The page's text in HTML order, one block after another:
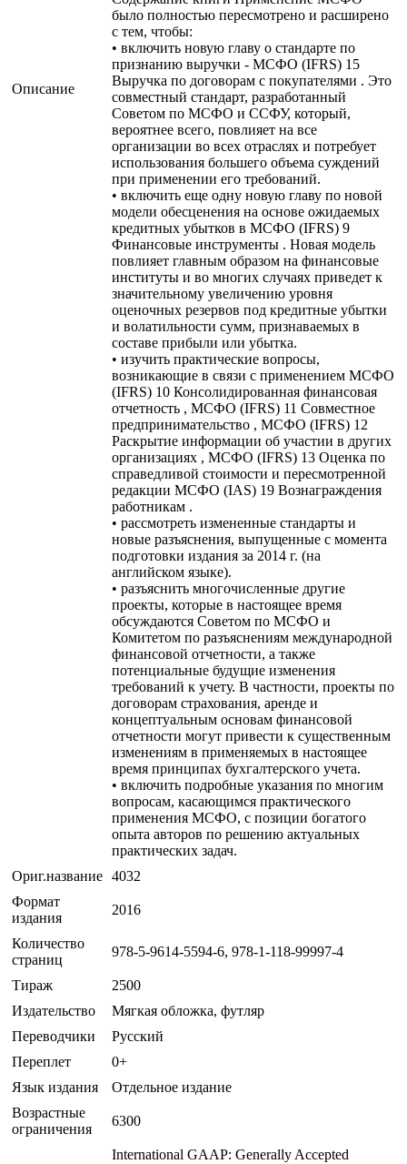
Описание
было полностью пересмотрено и расширено
с тем, чтобы:
• включить новую главу о стандарте по
признанию выручки - МСФО (IFRS) 15
Выручка по договорам с покупателями . Это
совместный стандарт, разработанный
Советом по МСФО и ССФУ, который,
вероятнее всего, повлияет на все
организации во всех отраслях и потребует
использования большего объема суждений
при применении его требований.
• включить еще одну новую главу по новой
модели обесценения на основе ожидаемых
кредитных убытков в МСФО (IFRS) 9
Финансовые инструменты . Новая модель
повлияет главным образом на финансовые
институты и во многих случаях приведет к
значительному увеличению уровня
оценочных резервов под кредитные убытки
и волатильности сумм, признаваемых в
составе прибыли или убытка.
• изучить практические вопросы,
возникающие в связи с применением МСФО
(IFRS) 10 Консолидированная финансовая
отчетность , МСФО (IFRS) 11 Совместное
предпринимательство , МСФО (IFRS) 12
Раскрытие информации об участии в других
организациях , МСФО (IFRS) 13 Оценка по
справедливой стоимости и пересмотренной
редакции МСФО (IAS) 19 Вознаграждения
работникам .
• рассмотреть измененные стандарты и
новые разъяснения, выпущенные с момента
подготовки издания за 2014 г. (на
английском языке).
• разъяснить многочисленные другие
проекты, которые в настоящее время
обсуждаются Советом по МСФО и
Комитетом по разъяснениям международной
финансовой отчетности, а также
потенциальные будущие изменения
требований к учету. В частности, проекты по
договорам страхования, аренде и
концептуальным основам финансовой
отчетности могут привести к существенным
изменениям в применяемых в настоящее
время принципах бухгалтерского учета.
• включить подробные указания по многим
вопросам, касающимся практического
применения МСФО, с позиции богатого
опыта авторов по решению актуальных
практических задач.
Ориг.название 4032
Формат
издания
2016
Количество
страниц
978-5-9614-5594-6, 978-1-118-99997-4
Тираж
2500
Издательство
Мягкая обложка, футляр
Переводчики
Русский
Переплет
0+
Язык издания
Отдельное издание
Возрастные
ограничения
6300
International GAAP: Generally Accepted